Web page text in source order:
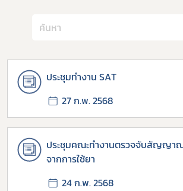
ประชุมทำงาน SAT
27 ก.พ. 2568
ประชุมคณะทำงานตรวจจับสัญญา
จากการใช้ยา
24 ก.พ. 2568
Subscribe
เลือกหัวข้อที่ท่านต้องการ